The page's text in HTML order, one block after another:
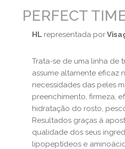
PERFECT
HL representada por
Trata-se de uma linha de
assume altamente eficaz
necessidades das peles
preenchimento, firmeza,
hidratação do rosto,
Resultados graças à
qualidade dos seus
lipopeptídeos e